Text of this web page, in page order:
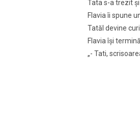
Tata s-a trezit
Flavia îi spune
Tatăl devine
Flavia își
„- Tati,